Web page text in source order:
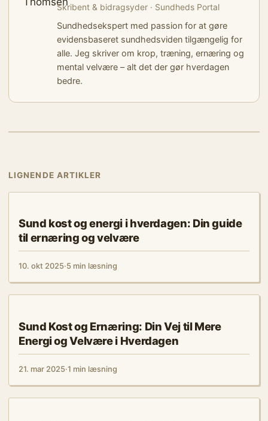
Skribent & bidragsyder · Sundheds Portal
Sundhedsekspert med passion for at gøre
evidensbaseret sundhedsviden tilgængelig for
alle. Jeg skriver om krop, træning, ernæring og
mental velvære – alt det der gør hverdagen
bedre.
LIGNENDE ARTIKLER
Sund kost og energi i hverdagen: Din guide
til ernæring og velvære
10. okt 2025·5 min læsning
Sund Kost og Ernæring: Din Vej til Mere
Energi og Velvære i Hverdagen
21. mar 2025·1 min læsning